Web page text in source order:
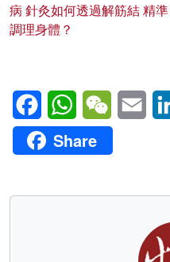
病 針灸如何透過解筋結 精準
調理身體？
FacebookWhatsAppWeChatEmail
Share